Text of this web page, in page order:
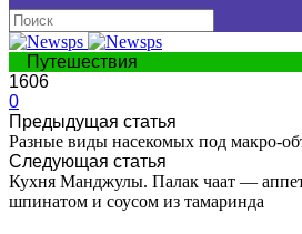
Путешествия
1606
0
Предыдущая статья
Разные виды насекомых под макро-
Следующая статья
Кухня Манджулы. Палак чаат —
шпинатом и соусом из тамаринда